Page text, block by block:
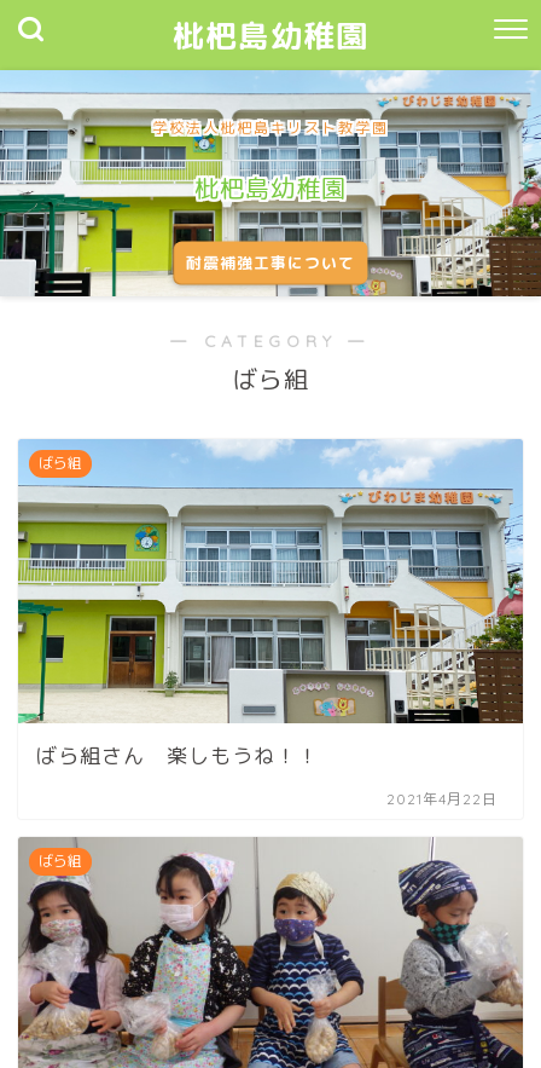
枇杷島幼稚園
学校法人枇杷島キリスト教学園
枇杷島幼稚園
耐震補強工事について
― CATEGORY ―
ばら組
ばら組
ばら組さん 楽しもうね！！
2021年4月22日
ばら組